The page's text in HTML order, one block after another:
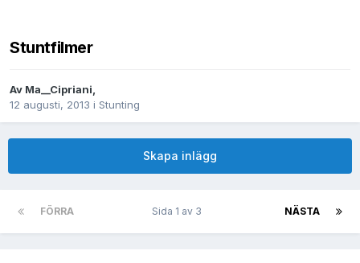
Stuntfilmer
Av Ma__Cipriani,
12 augusti, 2013 i Stunting
Skapa inlägg
FÖRRA NÄSTA
Sida 1 av 3